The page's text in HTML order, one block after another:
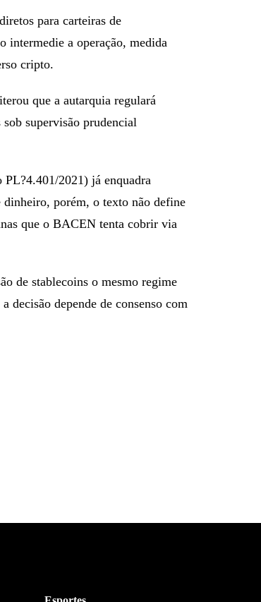
para carteiras de
intermedie a operação, medida
cripto.
que a autarquia regulará
supervisão prudencial
2021) já enquadra
dinheiro, porém, o texto não define
que o BACEN tenta cobrir via
de stablecoins o mesmo regime
decisão depende de consenso com